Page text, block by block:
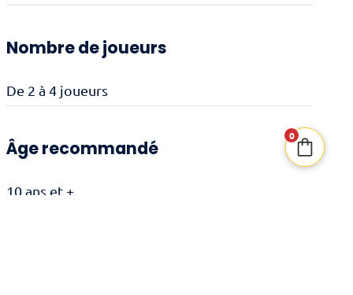
Nombre de joueurs
De 2 à 4 joueurs
Âge recommandé
10 ans et +
0